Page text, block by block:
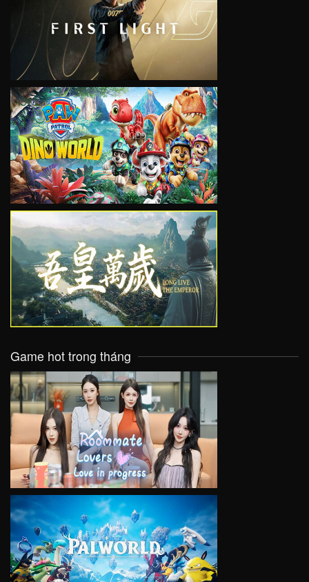
VIEW
VIEW
VIEW
Game hot trong tháng
VIEW
VIEW